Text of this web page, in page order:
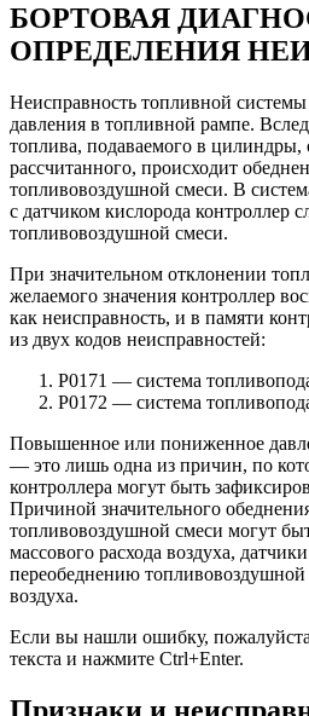
БОРТОВАЯ
ОПРЕДЕЛЕНИЯ
Неисправность топливной
давления в топливной рампе.
топлива, подаваемого в цилиндры,
рассчитанного, происходит
топливовоздушной смеси. В
с датчиком кислорода контроллер
топливовоздушной смеси.
При значительном отклонении
желаемого значения контроллер
как неисправность, и в памяти
из двух кодов неисправностей:
P0171 — система
Р0172 — система
Повышенное или пониженное
— это лишь одна из причин, по
контроллера могут быть
Причиной значительного
топливовоздушной смеси могут
массового расхода воздуха,
переобеднению
воздуха.
Если вы нашли ошибку,
текста и нажмите Ctrl+Enter.
Признаки и